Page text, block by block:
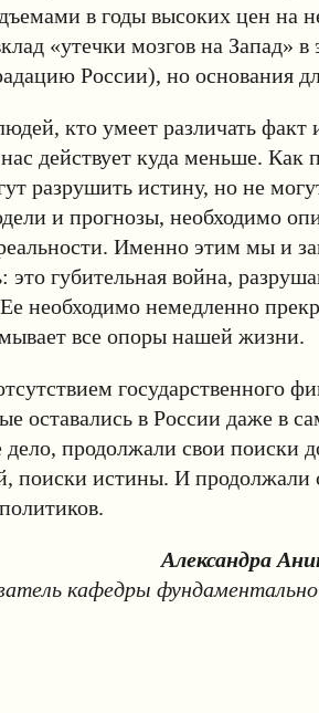
в годы высоких цен на
«утечки мозгов на Запад» в
России), но основания
кто умеет различать факт
действует куда меньше. Как
разрушить истину, но не
и прогнозы, необходимо
Именно этим мы и
это губительная война,
необходимо немедленно
все опоры нашей жизни.
государственного
оставались в России даже в
дело, продолжали свои поиски
поиски истины. И продолжали
Александра
кафедры